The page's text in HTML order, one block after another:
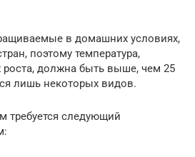
в домашних условиях,
поэтому температура,
роста, должна быть выше, чем 25
лишь некоторых видов.
требуется следующий